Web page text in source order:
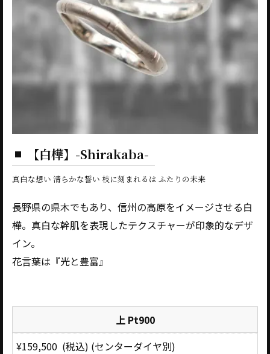
【白樺】-Shirakaba-
真白な想い 清らかな誓い 枝に刻まれるは ふたりの未来
長野県の県木でもあり、信州の高原をイメージさせる白
樺。真白な幹肌を表現したテクスチャーが印象的なデザ
イン。
花言葉は『光と豊富』
上 Pt900
¥159,500 (税込) (センターダイヤ別)